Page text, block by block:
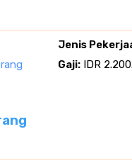
Jenis
Gaji: IDR